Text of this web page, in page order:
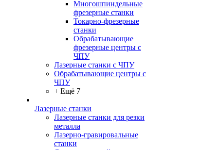
Многошпиндельные
фрезерные станки
Токарно-фрезерные
станки
Обрабатывающие
фрезерные центры с
ЧПУ
Лазерные станки с ЧПУ
Обрабатывающие центры с
ЧПУ
+ Ещё 7
Лазерные станки
Лазерные станки для резки
металла
Лазерно-гравировальные
станки